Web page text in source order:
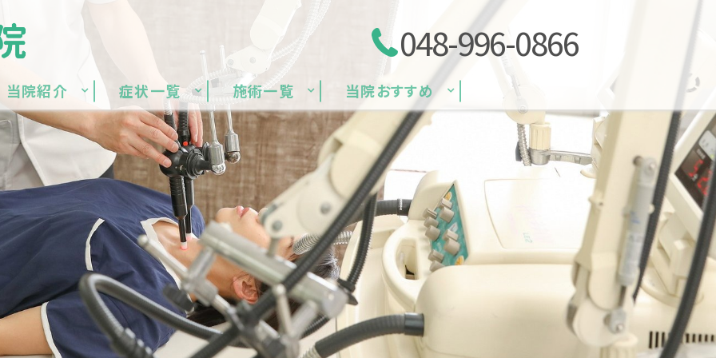
048-996-0866
当院紹介 症状一覧 施術一覧 当院おすすめ